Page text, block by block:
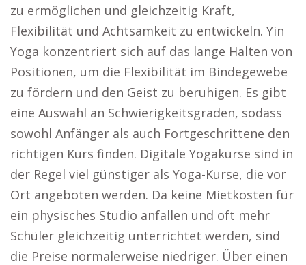
zu ermöglichen und gleichzeitig Kraft,
Flexibilität und Achtsamkeit zu entwickeln. Yin
Yoga konzentriert sich auf das lange Halten von
Positionen, um die Flexibilität im Bindegewebe
zu fördern und den Geist zu beruhigen. Es gibt
eine Auswahl an Schwierigkeitsgraden, sodass
sowohl Anfänger als auch Fortgeschrittene den
richtigen Kurs finden. Digitale Yogakurse sind in
der Regel viel günstiger als Yoga-Kurse, die vor
Ort angeboten werden. Da keine Mietkosten für
ein physisches Studio anfallen und oft mehr
Schüler gleichzeitig unterrichtet werden, sind
die Preise normalerweise niedriger. Über einen